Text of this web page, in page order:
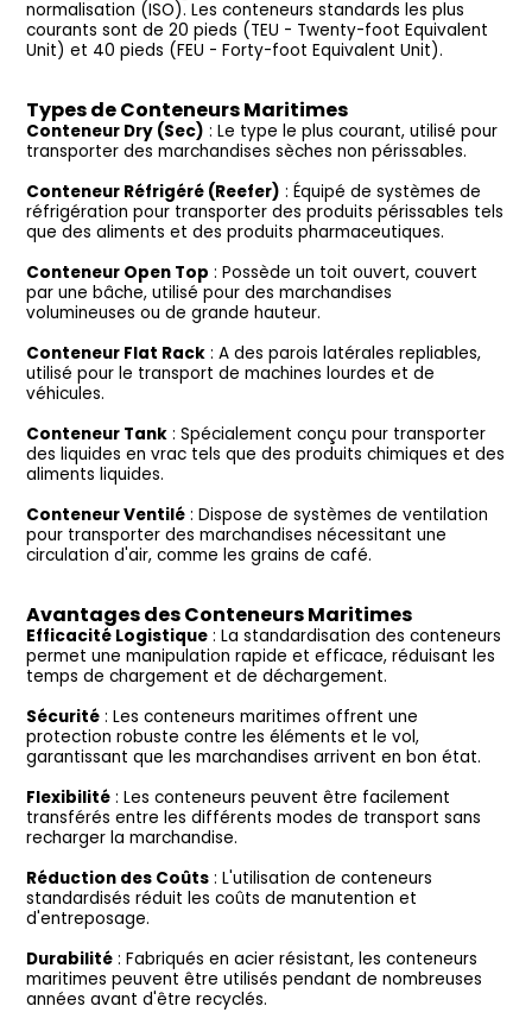
normalisation (ISO). Les conteneurs standards les plus
courants sont de 20 pieds (TEU - Twenty-foot Equivalent
Unit) et 40 pieds (FEU - Forty-foot Equivalent Unit).
Types de Conteneurs Maritimes
Conteneur Dry (Sec) : Le type le plus courant, utilisé pour
transporter des marchandises sèches non périssables.
Conteneur Réfrigéré (Reefer) : Équipé de systèmes de
réfrigération pour transporter des produits périssables tels
que des aliments et des produits pharmaceutiques.
Conteneur Open Top : Possède un toit ouvert, couvert
par une bâche, utilisé pour des marchandises
volumineuses ou de grande hauteur.
Conteneur Flat Rack : A des parois latérales repliables,
utilisé pour le transport de machines lourdes et de
véhicules.
Conteneur Tank : Spécialement conçu pour transporter
des liquides en vrac tels que des produits chimiques et des
aliments liquides.
Conteneur Ventilé : Dispose de systèmes de ventilation
pour transporter des marchandises nécessitant une
circulation d'air, comme les grains de café.
Avantages des Conteneurs Maritimes
Efficacité Logistique : La standardisation des conteneurs
permet une manipulation rapide et efficace, réduisant les
temps de chargement et de déchargement.
Sécurité : Les conteneurs maritimes offrent une
protection robuste contre les éléments et le vol,
garantissant que les marchandises arrivent en bon état.
Flexibilité : Les conteneurs peuvent être facilement
transférés entre les différents modes de transport sans
recharger la marchandise.
Réduction des Coûts : L'utilisation de conteneurs
standardisés réduit les coûts de manutention et
d'entreposage.
Durabilité : Fabriqués en acier résistant, les conteneurs
maritimes peuvent être utilisés pendant de nombreuses
années avant d'être recyclés.